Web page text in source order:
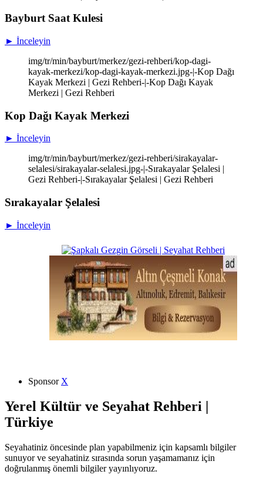
Bayburt Saat Kulesi
► İnceleyin
img/tr/min/bayburt/merkez/gezi-rehberi/kop-dagi-
kayak-merkezi/kop-dagi-kayak-merkezi.jpg-|-Kop Dağı
Kayak Merkezi | Gezi Rehberi-|-Kop Dağı Kayak
Merkezi | Gezi Rehberi
Kop Dağı Kayak Merkezi
► İnceleyin
img/tr/min/bayburt/merkez/gezi-rehberi/sirakayalar-
selalesi/sirakayalar-selalesi.jpg-|-Sırakayalar Şelalesi |
Gezi Rehberi-|-Sırakayalar Şelalesi | Gezi Rehberi
Sırakayalar Şelalesi
► İnceleyin
Sponsor X
Yerel Kültür ve Seyahat Rehberi |
Türkiye
Seyahatiniz öncesinde plan yapabilmeniz için kapsamlı bilgiler
sunuyor ve seyahatiniz sırasında sorun yaşamamanız için
doğrulanmış önemli bilgiler yayınlıyoruz.